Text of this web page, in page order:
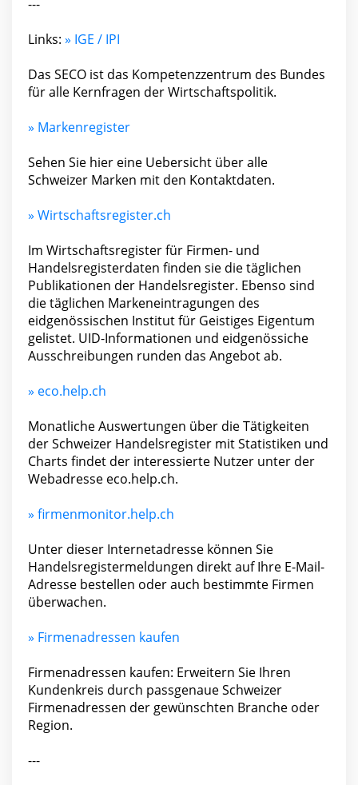
---
Links: » IGE / IPI
Das SECO ist das Kompetenzzentrum des Bundes
für alle Kernfragen der Wirtschaftspolitik.
» Markenregister
Sehen Sie hier eine Uebersicht über alle
Schweizer Marken mit den Kontaktdaten.
» Wirtschaftsregister.ch
Im Wirtschaftsregister für Firmen- und
Handelsregisterdaten finden sie die täglichen
Publikationen der Handelsregister. Ebenso sind
die täglichen Markeneintragungen des
eidgenössischen Institut für Geistiges Eigentum
gelistet. UID-Informationen und eidgenössiche
Ausschreibungen runden das Angebot ab.
» eco.help.ch
Monatliche Auswertungen über die Tätigkeiten
der Schweizer Handelsregister mit Statistiken und
Charts findet der interessierte Nutzer unter der
Webadresse eco.help.ch.
» firmenmonitor.help.ch
Unter dieser Internetadresse können Sie
Handelsregistermeldungen direkt auf Ihre E-Mail-
Adresse bestellen oder auch bestimmte Firmen
überwachen.
» Firmenadressen kaufen
Firmenadressen kaufen: Erweitern Sie Ihren
Kunden­kreis durch pass­genaue Schweizer
Firmen­adressen der ge­wünsch­ten Branche oder
Region.
---